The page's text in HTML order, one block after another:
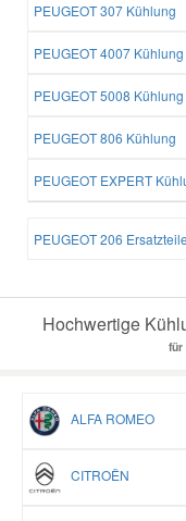
PEUGEOT 307 Kühlung
PEUGEOT 4007 Kühlung
PEUGEOT 5008 Kühlung
PEUGEOT 806 Kühlung
PEUGEOT EXPERT
PEUGEOT 206 Ersatzteile
Hochwertige
für
ALFA ROMEO
CITROËN